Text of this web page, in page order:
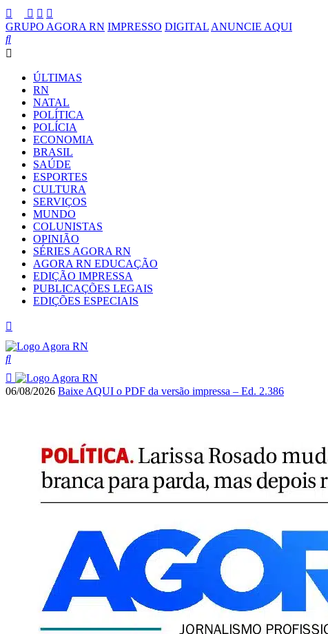
GRUPO AGORA RN IMPRESSO DIGITAL ANUNCIE AQUI
ÚLTIMAS
RN
NATAL
POLÍTICA
POLÍCIA
ECONOMIA
BRASIL
SAÚDE
ESPORTES
CULTURA
SERVIÇOS
MUNDO
COLUNISTAS
OPINIÃO
SÉRIES AGORA RN
AGORA RN EDUCAÇÃO
EDIÇÃO IMPRESSA
PUBLICAÇÕES LEGAIS
EDIÇÕES ESPECIAIS
06/08/2026 Baixe AQUI o PDF da versão impressa – Ed. 2.386